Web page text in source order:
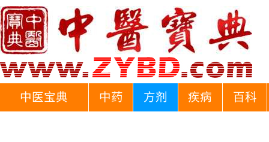
中医宝典 中药 方剂 疾病 百科